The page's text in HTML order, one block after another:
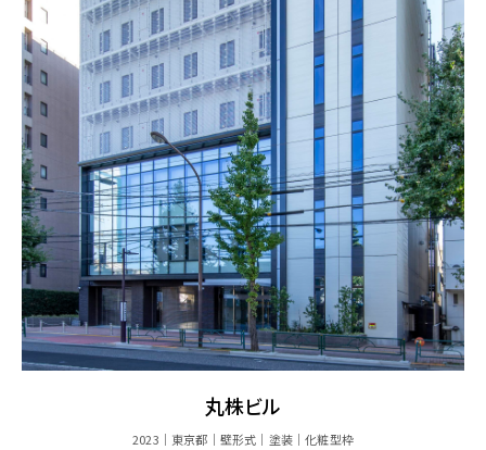
丸株ビル
2023 東京都 壁形式 塗装 化粧型枠